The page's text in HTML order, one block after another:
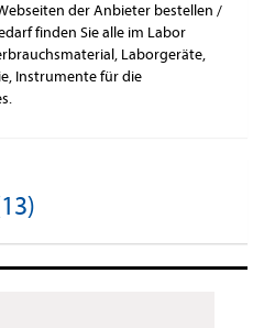
der Anbieter bestellen /
finden Sie alle im Labor
Laborgeräte,
Instrumente für die